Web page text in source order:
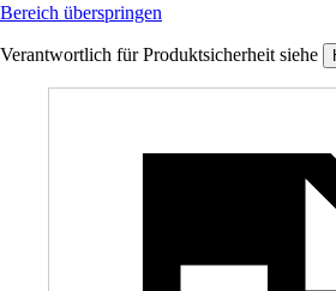
Bereich überspringen
Verantwortlich für Produktsicherheit siehe